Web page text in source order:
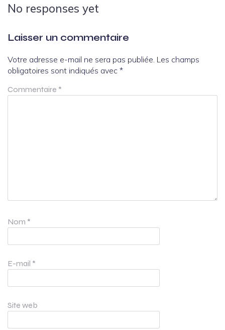
No responses yet
Laisser un commentaire
Votre adresse e-mail ne sera pas publiée. Les champs
obligatoires sont indiqués avec *
Commentaire *
Nom *
E-mail *
Site web